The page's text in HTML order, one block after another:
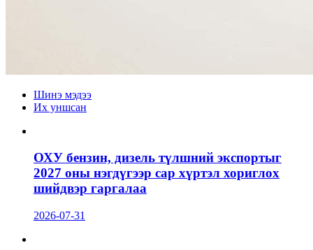
Шинэ мэдээ
Их уншсан
ОХУ бензин, дизель түлшний экспортыг
2027 оны нэгдүгээр сар хүртэл хориглох
шийдвэр гаргалаа
2026-07-31